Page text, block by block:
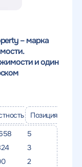
– марка
и один
Позиция
5
3
2
свяжемся с